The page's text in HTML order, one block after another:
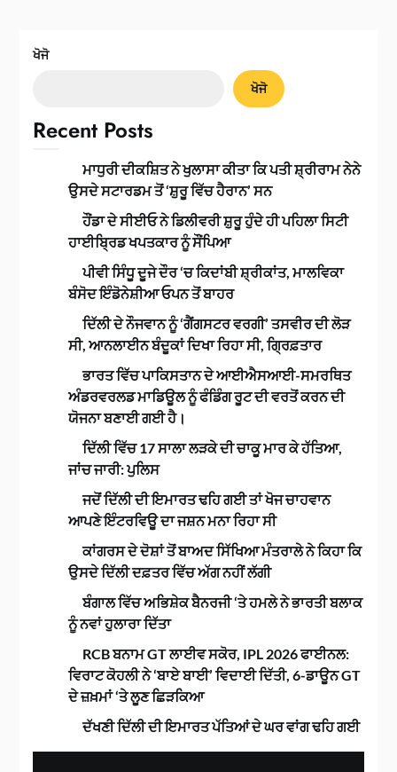
ਖੋਜੋ
ਖੋਜੋ
Recent Posts
ਮਾਧੁਰੀ ਦੀਕਸ਼ਿਤ ਨੇ ਖੁਲਾਸਾ ਕੀਤਾ ਕਿ ਪਤੀ ਸ਼੍ਰੀਰਾਮ ਨੇਨੇ
ਉਸਦੇ ਸਟਾਰਡਮ ਤੋਂ ‘ਸ਼ੁਰੂ ਵਿੱਚ ਹੈਰਾਨ’ ਸਨ
ਹੌਂਡਾ ਦੇ ਸੀਈਓ ਨੇ ਡਿਲੀਵਰੀ ਸ਼ੁਰੂ ਹੁੰਦੇ ਹੀ ਪਹਿਲਾ ਸਿਟੀ
ਹਾਈਬ੍ਰਿਡ ਖਪਤਕਾਰ ਨੂੰ ਸੌਂਪਿਆ
ਪੀਵੀ ਸਿੰਧੂ ਦੂਜੇ ਦੌਰ ‘ਚ ਕਿਦਾਂਬੀ ਸ਼੍ਰੀਕਾਂਤ, ਮਾਲਵਿਕਾ
ਬੰਸੋਦ ਇੰਡੋਨੇਸ਼ੀਆ ਓਪਨ ਤੋਂ ਬਾਹਰ
ਦਿੱਲੀ ਦੇ ਨੌਜਵਾਨ ਨੂੰ ‘ਗੈਂਗਸਟਰ ਵਰਗੀ’ ਤਸਵੀਰ ਦੀ ਲੋੜ
ਸੀ, ਆਨਲਾਈਨ ਬੰਦੂਕਾਂ ਦਿਖਾ ਰਿਹਾ ਸੀ, ਗ੍ਰਿਫ਼ਤਾਰ
ਭਾਰਤ ਵਿੱਚ ਪਾਕਿਸਤਾਨ ਦੇ ਆਈਐਸਆਈ-ਸਮਰਥਿਤ
ਅੰਡਰਵਰਲਡ ਮਾਡਿਊਲ ਨੂੰ ਫੰਡਿੰਗ ਰੂਟ ਦੀ ਵਰਤੋਂ ਕਰਨ ਦੀ
ਯੋਜਨਾ ਬਣਾਈ ਗਈ ਹੈ।
ਦਿੱਲੀ ਵਿੱਚ 17 ਸਾਲਾ ਲੜਕੇ ਦੀ ਚਾਕੂ ਮਾਰ ਕੇ ਹੱਤਿਆ,
ਜਾਂਚ ਜਾਰੀ: ਪੁਲਿਸ
ਜਦੋਂ ਦਿੱਲੀ ਦੀ ਇਮਾਰਤ ਢਹਿ ਗਈ ਤਾਂ ਖੋਜ ਚਾਹਵਾਨ
ਆਪਣੇ ਇੰਟਰਵਿਊ ਦਾ ਜਸ਼ਨ ਮਨਾ ਰਿਹਾ ਸੀ
ਕਾਂਗਰਸ ਦੇ ਦੋਸ਼ਾਂ ਤੋਂ ਬਾਅਦ ਸਿੱਖਿਆ ਮੰਤਰਾਲੇ ਨੇ ਕਿਹਾ ਕਿ
ਉਸਦੇ ਦਿੱਲੀ ਦਫ਼ਤਰ ਵਿੱਚ ਅੱਗ ਨਹੀਂ ਲੱਗੀ
ਬੰਗਾਲ ਵਿੱਚ ਅਭਿਸ਼ੇਕ ਬੈਨਰਜੀ ‘ਤੇ ਹਮਲੇ ਨੇ ਭਾਰਤੀ ਬਲਾਕ
ਨੂੰ ਨਵਾਂ ਹੁਲਾਰਾ ਦਿੱਤਾ
RCB ਬਨਾਮ GT ਲਾਈਵ ਸਕੋਰ, IPL 2026 ਫਾਈਨਲ:
ਵਿਰਾਟ ਕੋਹਲੀ ਨੇ ‘ਬਾਏ ਬਾਈ’ ਵਿਦਾਈ ਦਿੱਤੀ, 6-ਡਾਊਨ GT
ਦੇ ਜ਼ਖ਼ਮਾਂ ‘ਤੇ ਲੂਣ ਛਿੜਕਿਆ
ਦੱਖਣੀ ਦਿੱਲੀ ਦੀ ਇਮਾਰਤ ਪੱਤਿਆਂ ਦੇ ਘਰ ਵਾਂਗ ਢਹਿ ਗਈ